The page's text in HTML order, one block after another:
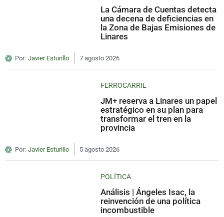
La Cámara de Cuentas detecta
una decena de deficiencias en
la Zona de Bajas Emisiones de
Linares
Por: Javier Esturillo 7 agosto 2026
FERROCARRIL
JM+ reserva a Linares un papel
estratégico en su plan para
transformar el tren en la
provincia
Por: Javier Esturillo 5 agosto 2026
POLÍTICA
Análisis | Ángeles Isac, la
reinvención de una política
incombustible